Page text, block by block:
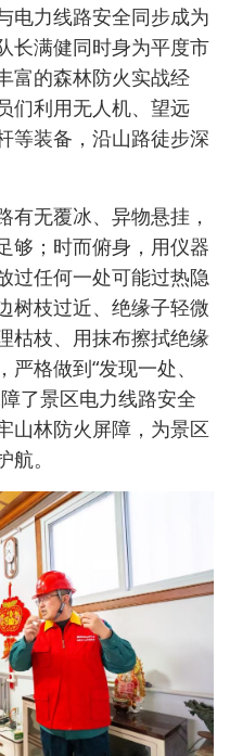
电力线路安全同步成为
长满健同时身为平度市
富的森林防火实战经
们利用无人机、望远
等装备，沿山路徒步深
有无覆冰、异物悬挂，
够；时而俯身，用仪器
过任何一处可能过热隐
树枝过近、绝缘子轻微
枯枝、用抹布擦拭绝缘
格做到“发现一处、
了景区电力线路安全
山林防火屏障，为景区
。